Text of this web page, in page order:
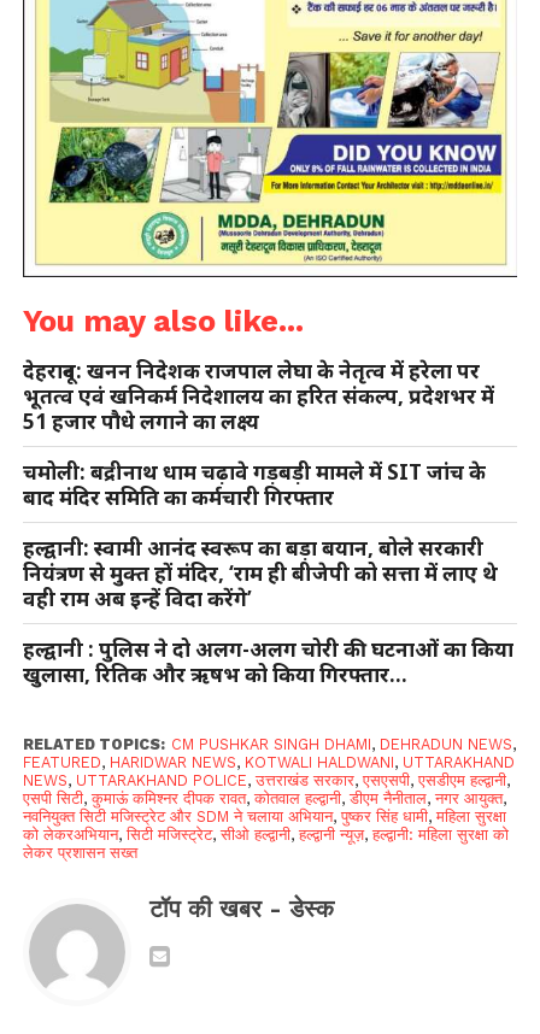
You may also like...
देहरादून: खनन निदेशक राजपाल लेघा के नेतृत्व में हरेला पर
भूतत्व एवं खनिकर्म निदेशालय का हरित संकल्प, प्रदेशभर में
51 हजार पौधे लगाने का लक्ष्य
चमोली: बद्रीनाथ धाम चढ़ावे गड़बड़ी मामले में SIT जांच के
बाद मंदिर समिति का कर्मचारी गिरफ्तार
हल्द्वानी: स्वामी आनंद स्वरूप का बड़ा बयान, बोले सरकारी
नियंत्रण से मुक्त हों मंदिर, ‘राम ही बीजेपी को सत्ता में लाए थे
वही राम अब इन्हें विदा करेंगे’
हल्द्वानी : पुलिस ने दो अलग-अलग चोरी की घटनाओं का किया
खुलासा, रितिक और ऋषभ को किया गिरफ्तार…
RELATED TOPICS: CM PUSHKAR SINGH DHAMI, DEHRADUN NEWS,
FEATURED, HARIDWAR NEWS, KOTWALI HALDWANI, UTTARAKHAND
NEWS, UTTARAKHAND POLICE,उत्तराखंड सरकार,एसएसपी,एसडीएम हल्द्वानी,
एसपी सिटी,कुमाऊं कमिश्नर दीपक रावत,कोतवाल हल्द्वानी,डीएम नैनीताल,नगर आयुक्त,
नवनियुक्त सिटी मजिस्ट्रेट और SDM ने चलाया अभियान,पुष्कर सिंह धामी,महिला सुरक्षा
को लेकरअभियान,सिटी मजिस्ट्रेट,सीओ हल्द्वानी,हल्द्वानी न्यूज़,हल्द्वानी: महिला सुरक्षा को
लेकर प्रशासन सख्त
टॉप की खबर - डेस्क